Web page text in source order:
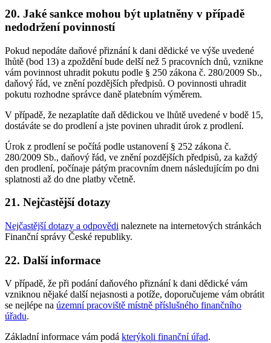
20. Jaké sankce mohou být uplatněny v případě
nedodržení povinností
Pokud nepodáte daňové přiznání k dani dědické ve výše uvedené
lhůtě (bod 13) a zpoždění bude delší než 5 pracovních dnů, vznikne
vám povinnost uhradit pokutu podle § 250 zákona č. 280/2009 Sb.,
daňový řád, ve znění pozdějších předpisů. O povinnosti uhradit
pokutu rozhodne správce daně platebním výměrem.
V případě, že nezaplatíte daň dědickou ve lhůtě uvedené v bodě 15,
dostáváte se do prodlení a jste povinen uhradit úrok z prodlení.
Úrok z prodlení se počítá podle ustanovení § 252 zákona č.
280/2009 Sb., daňový řád, ve znění pozdějších předpisů, za každý
den prodlení, počínaje pátým pracovním dnem následujícím po dni
splatnosti až do dne platby včetně.
21. Nejčastější dotazy
Nejčastější dotazy a odpovědi naleznete na internetových stránkách
Finanční správy České republiky.
22. Další informace
V případě, že při podání daňového přiznání k dani dědické vám
vzniknou nějaké další nejasnosti a potíže, doporučujeme vám obrátit
se nejlépe na územní pracoviště místně příslušného finančního
úřadu.
Základní informace vám podá kterýkoli finanční úřad.